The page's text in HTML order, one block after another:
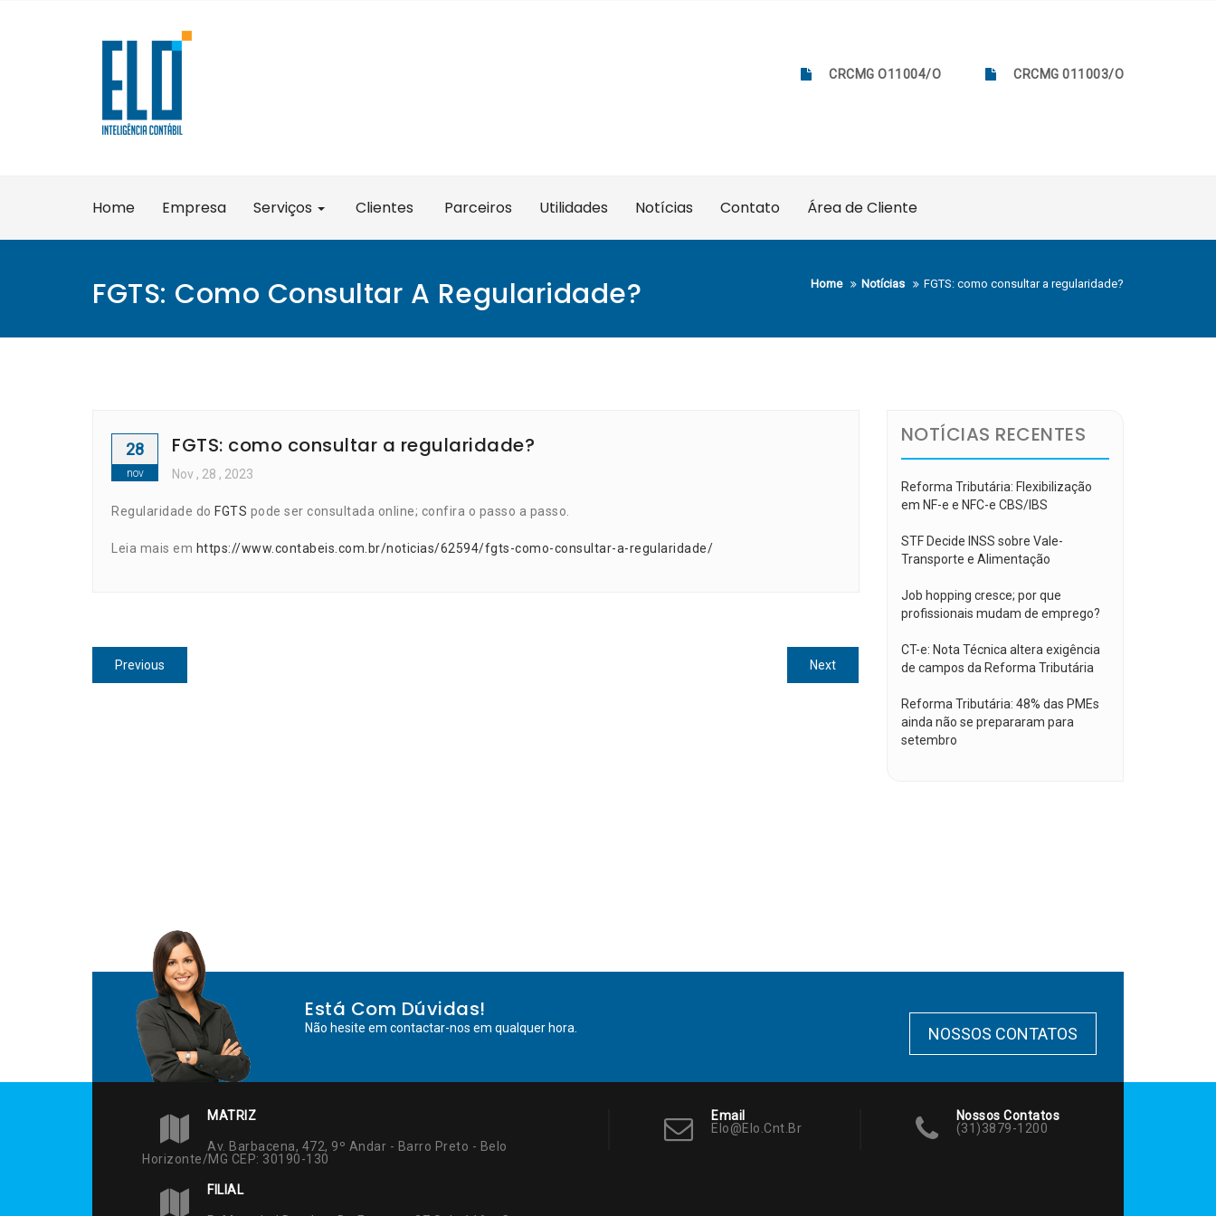
CRCMG O11004/O CRCMG 011003/O
Home Empresa Serviços Clientes Parceiros Utilidades Notícias Contato Área de Cliente
FGTS: Como Consultar A Regularidade? Home Notícias FGTS: como consultar a regularidade?
28
nov
FGTS: como consultar a regularidade?
Nov , 28 , 2023
Regularidade do FGTS pode ser consultada online; confira o passo a passo.
Leia mais em https://www.contabeis.com.br/noticias/62594/fgts-como-consultar-a-regularidade/
Navegação
de
Previous
post:
NextNext
post:
NOTÍCIAS RECENTES
Reforma Tributária: Flexibilização
em NF-e e NFC-e CBS/IBS
STF Decide INSS sobre Vale-
Transporte e Alimentação
Job hopping cresce; por que
profissionais mudam de emprego?
CT-e: Nota Técnica altera exigência
de campos da Reforma Tributária
Reforma Tributária: 48% das PMEs
ainda não se prepararam para
setembro
Está Com Dúvidas!
Não hesite em contactar-nos em qualquer hora. NOSSOS CONTATOS
MATRIZ
Av. Barbacena, 472, 9º Andar - Barro Preto - Belo
Horizonte/MG CEP: 30190-130
FILIAL
Email
Elo@elo.cnt.br
Nossos Contatos
(31)3879-1200